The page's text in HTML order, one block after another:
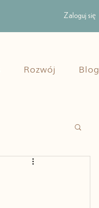
Zaloguj się
Rozwój Blog